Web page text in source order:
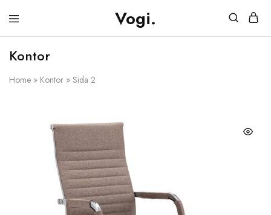
Vogi.
Vogi.se
Möbler
Kontor
Home » Kontor » Sida 2